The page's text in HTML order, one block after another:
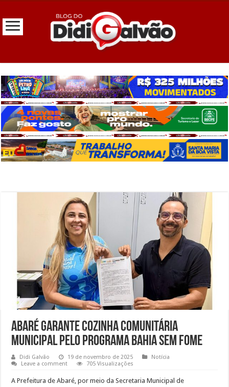
Abaré garante cozinha comunitária
municipal pelo programa Bahia Sem Fome
Didi Galvão 19 de novembro de 2025
Notícia
Leave a comment
705 Visualizações
A Prefeitura de Abaré, por meio da Secretaria Municipal de